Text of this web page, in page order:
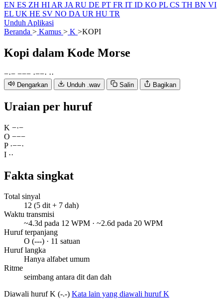
EN ES ZH HI AR JA RU DE PT FR IT ID KO PL CS TH BN VI
EL UK HE SV NO DA UR HU TR
Unduh Aplikasi
Beranda > Kamus > K >KOPI
Kopi dalam Kode Morse
−·− −−− ·−−· ··
Dengarkan Unduh .wav Salin Bagikan
Uraian per huruf
K −·−
O −−−
P ·−−·
I ··
Fakta singkat
Total sinyal
12 (5 dit + 7 dah)
Waktu transmisi
~4.3d pada 12 WPM · ~2.6d pada 20 WPM
Huruf terpanjang
O (---) · 11 satuan
Huruf langka
Hanya alfabet umum
Ritme
seimbang antara dit dan dah
Diawali huruf K (-.-) Kata lain yang diawali huruf K